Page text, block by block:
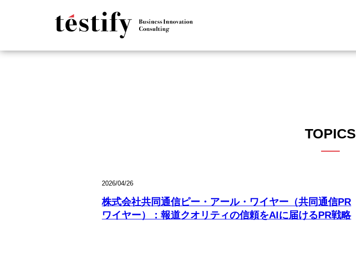
TOPICS
2026/04/26
株式会社共同通信ピー・アール・ワイヤー（共同通信PR
ワイヤー）：報道クオリティの信頼をAIに届けるPR戦略